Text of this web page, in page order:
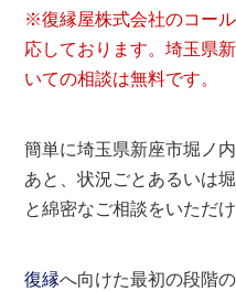
※復縁屋株式会社のコー
応しております。埼玉県
いての相談は無料です。
簡単に埼玉県新座市堀ノ
あと、状況ごとあるいは
と綿密なご相談をいただけ
復縁へ向けた最初の段階